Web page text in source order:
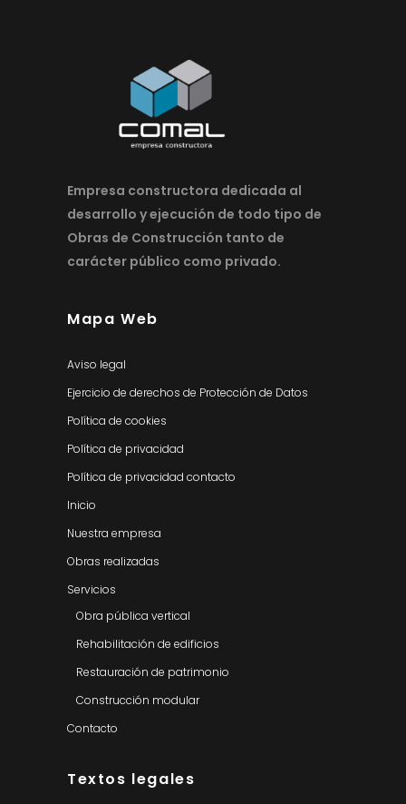
Empresa constructora dedicada al
desarrollo y ejecución de todo tipo de
Obras de Construcción tanto de
carácter público como privado.
Mapa Web
Aviso legal
Ejercicio de derechos de Protección de Datos
Política de cookies
Política de privacidad
Política de privacidad contacto
Inicio
Nuestra empresa
Obras realizadas
Servicios
Obra pública vertical
Rehabilitación de edificios
Restauración de patrimonio
Construcción modular
Contacto
Textos legales